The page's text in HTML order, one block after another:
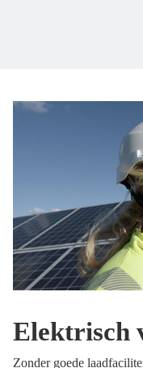
Elektrisch
Zonder goede